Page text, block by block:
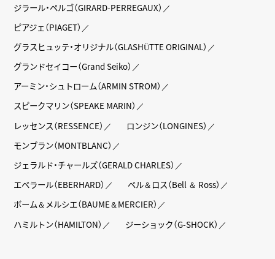
ジラール・ペルゴ（GIRARD-PERREGAUX）
ピアジェ（PIAGET）
グラスヒュッテ・オリジナル（GLASHÜTTE ORIGINAL）
グランドセイコー（Grand Seiko）
アーミン・シュトローム（ARMIN STROM）
スピークマリン（SPEAKE MARIN）
レッセンス（RESSENCE）
ロンジン（LONGINES）
モンブラン（MONTBLANC）
ジェラルド・チャールズ（GERALD CHARLES）
エベラール（EBERHARD）
ベル＆ロス（Bell ＆ Ross）
ボーム＆メルシエ（BAUME＆MERCIER）
ハミルトン（HAMILTON）
ジーショック（G-SHOCK）